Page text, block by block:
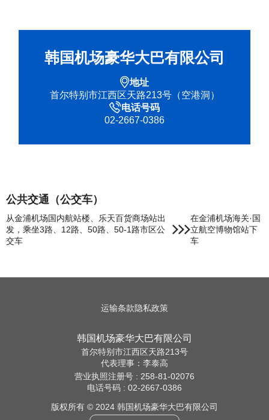
韩国机场豪华大巴有限公司
地址
首尔特别市江西区天路213号（空港洞）
电话号码
02-2667-0386
公共交通（公交车）
从金浦机场国内航站楼、乐天百货商场站出
发，乘坐3路、12路、50路、50-1路市区公
交车
在金浦机场海关·国
立航空博物馆站下
车
运输条款隐私政策
韩国机场豪华大巴有限公司
首尔特别市江西区天路213号
代表理事：李泰高
营业执照注册号 : 258-81-02076
电话号码 : 02-2667-0386
版权所有 © 2024 韩国机场豪华大巴有限公司